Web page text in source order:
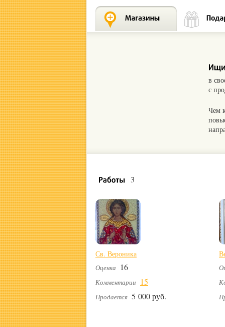
в
с
Чем
3
Св. Вероника
Оценка 16
Комментарии 15
Продается 5 000 руб.